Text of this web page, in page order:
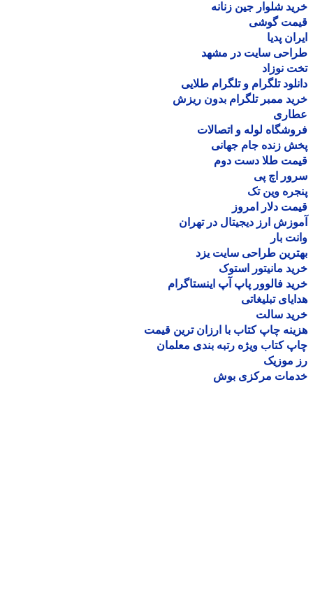
شلوار جین زنانه
گوشی
پدیا
سایت در مشهد
نوزاد
تلگرام و تلگرام طلایی
ممبر تلگرام بدون ریزش
لوله و اتصالات
زنده جام جهانی
طلا دست دوم
اچ پی
وین تک
دلار امروز
ارز دیجیتال در تهران
بار
طراحی سایت یزد
مانیتور استوک
فالوور پاپ آپ اینستاگرام
تبلیغاتی
سالت
چاپ کتاب با ارزان ترین قیمت
کتاب ویژه رتبه بندی معلمان
موزیک
مرکزی بوش